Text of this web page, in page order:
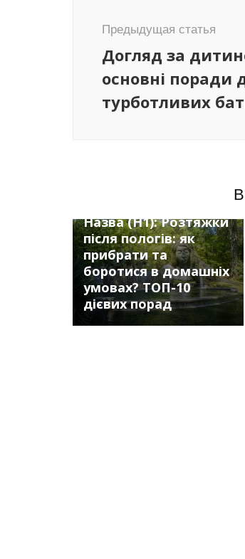
записям
Предыдущая статья
Догляд за
основні поради
турботливих
Назва (H1): Розтяжки
після пологів: як
прибрати та
боротися в домашніх
умовах? ТОП-10
дієвих порад